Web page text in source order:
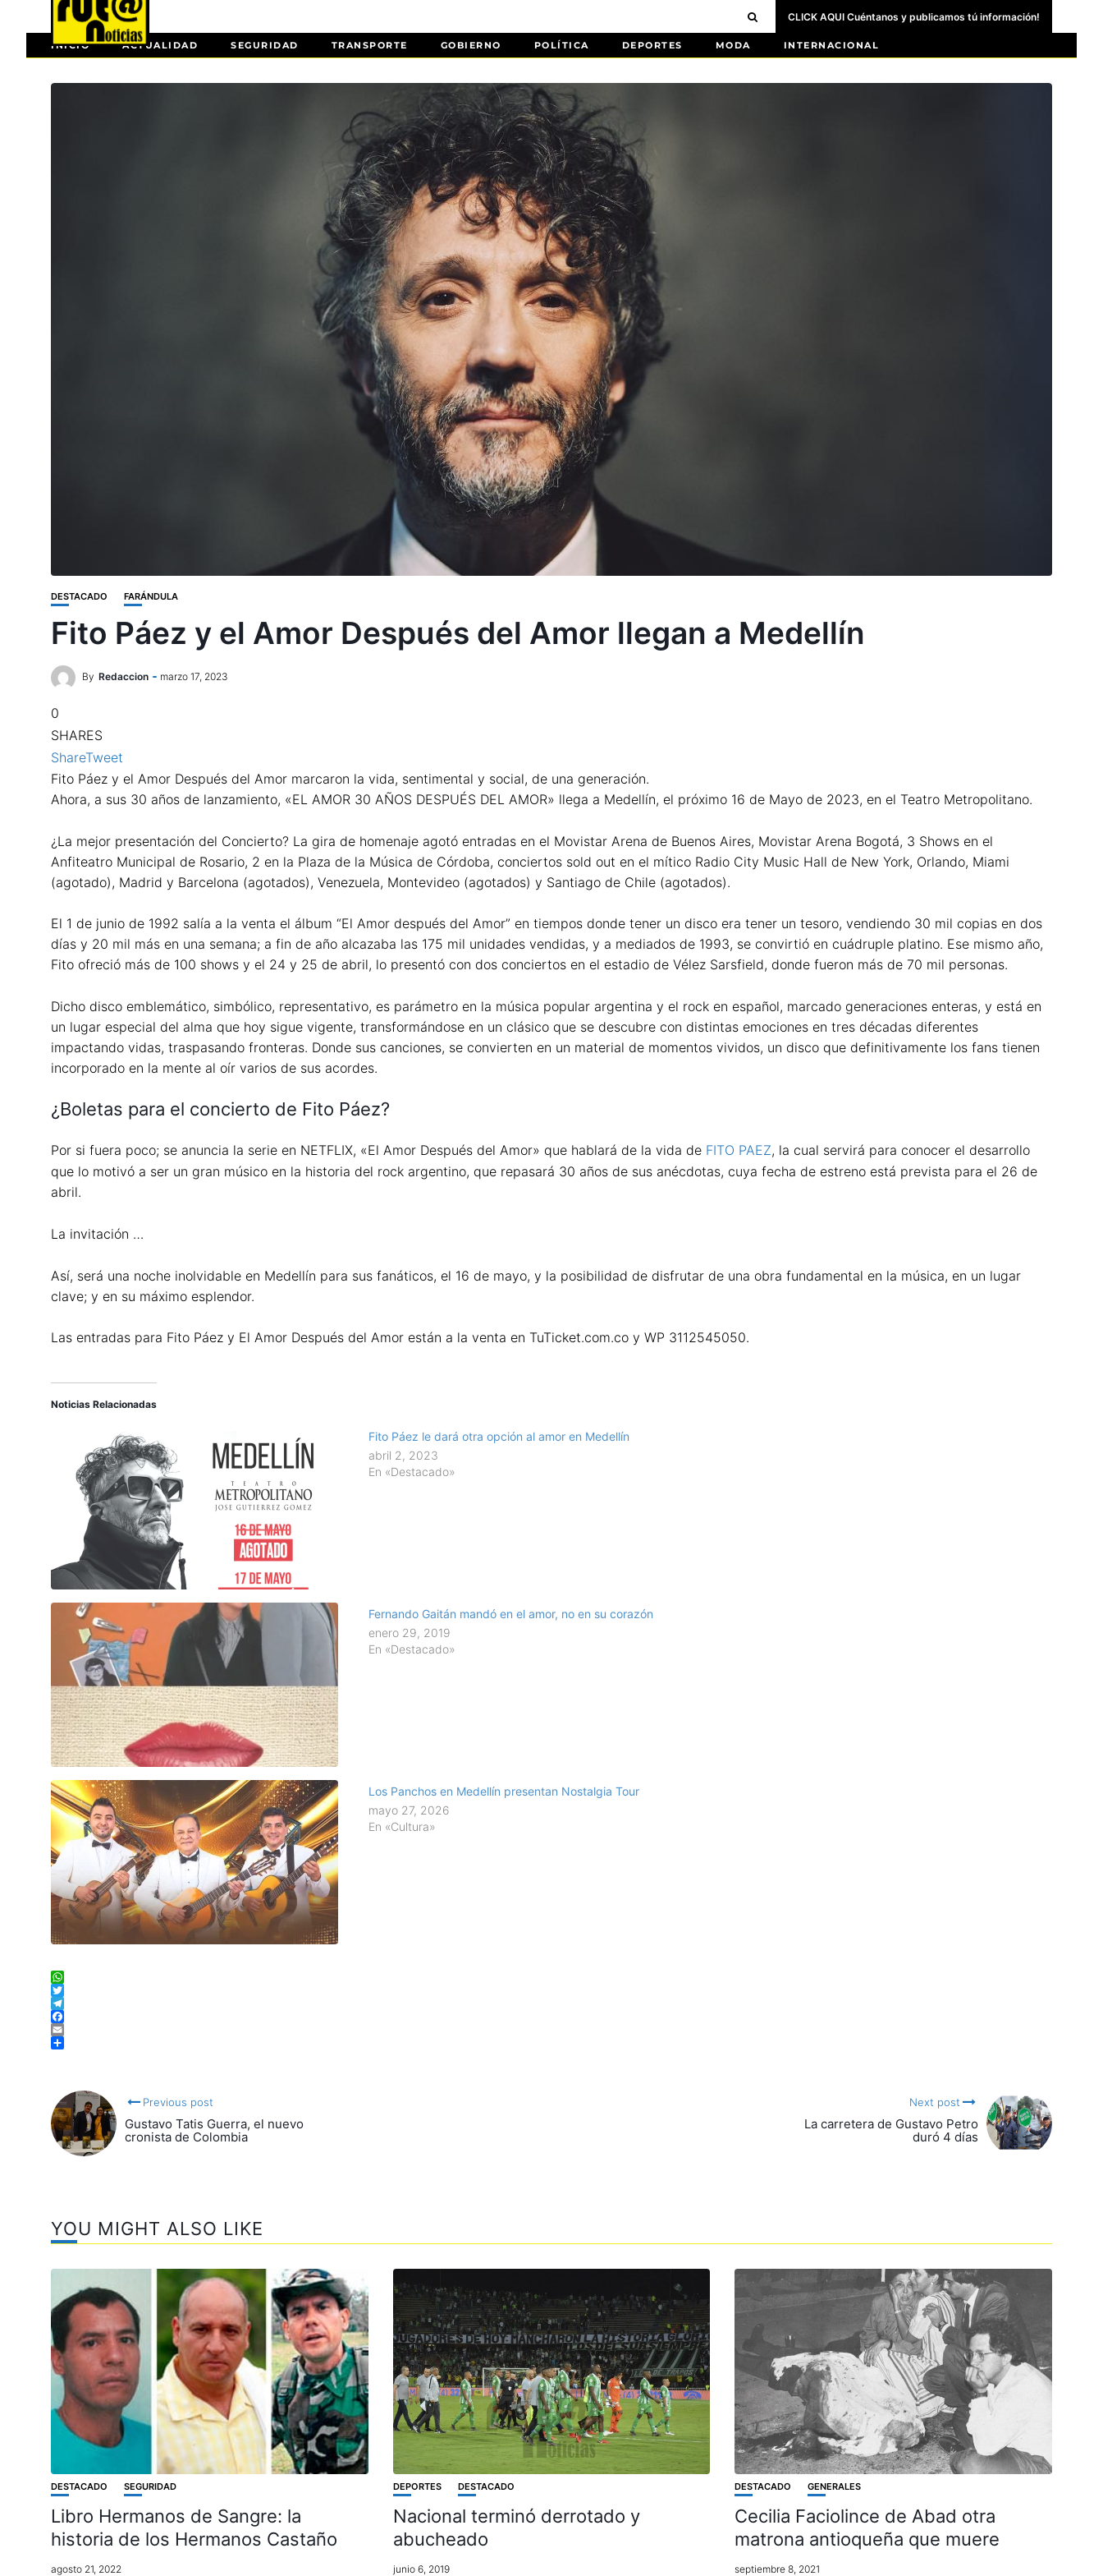
CLICK AQUI Cuéntanos y publicamos tú información!
INICIO ACTUALIDAD SEGURIDAD TRANSPORTE GOBIERNO POLÍTICA DEPORTES MODA INTERNACIONAL
DESTACADO FARÁNDULA
Fito Páez y el Amor Después del Amor llegan a Medellín
By Redaccion marzo 17, 2023
0
SHARES
ShareTweet
Fito Páez y el Amor Después del Amor marcaron la vida, sentimental y social, de una generación.
Ahora, a sus 30 años de lanzamiento, «EL AMOR 30 AÑOS DESPUÉS DEL AMOR» llega a Medellín, el próximo 16 de Mayo de 2023, en el Teatro Metropolitano.
¿La mejor presentación del Concierto? La gira de homenaje agotó entradas en el Movistar Arena de Buenos Aires, Movistar Arena Bogotá, 3 Shows en el
Anfiteatro Municipal de Rosario, 2 en la Plaza de la Música de Córdoba, conciertos sold out en el mítico Radio City Music Hall de New York, Orlando, Miami
(agotado), Madrid y Barcelona (agotados), Venezuela, Montevideo (agotados) y Santiago de Chile (agotados).
El 1 de junio de 1992 salía a la venta el álbum “El Amor después del Amor” en tiempos donde tener un disco era tener un tesoro, vendiendo 30 mil copias en dos
días y 20 mil más en una semana; a fin de año alcazaba las 175 mil unidades vendidas, y a mediados de 1993, se convirtió en cuádruple platino. Ese mismo año,
Fito ofreció más de 100 shows y el 24 y 25 de abril, lo presentó con dos conciertos en el estadio de Vélez Sarsfield, donde fueron más de 70 mil personas.
Dicho disco emblemático, simbólico, representativo, es parámetro en la música popular argentina y el rock en español, marcado generaciones enteras, y está en
un lugar especial del alma que hoy sigue vigente, transformándose en un clásico que se descubre con distintas emociones en tres décadas diferentes
impactando vidas, traspasando fronteras. Donde sus canciones, se convierten en un material de momentos vividos, un disco que definitivamente los fans tienen
incorporado en la mente al oír varios de sus acordes.
¿Boletas para el concierto de Fito Páez?
Por si fuera poco; se anuncia la serie en NETFLIX, «El Amor Después del Amor» que hablará de la vida de FITO PAEZ, la cual servirá para conocer el desarrollo
que lo motivó a ser un gran músico en la historia del rock argentino, que repasará 30 años de sus anécdotas, cuya fecha de estreno está prevista para el 26 de
abril.
La invitación …
Así, será una noche inolvidable en Medellín para sus fanáticos, el 16 de mayo, y la posibilidad de disfrutar de una obra fundamental en la música, en un lugar
clave; y en su máximo esplendor.
Las entradas para Fito Páez y El Amor Después del Amor están a la venta en TuTicket.com.co y WP 3112545050.
Noticias Relacionadas
Fito Páez le dará otra opción al amor en Medellín
abril 2, 2023
En «Destacado»
Fernando Gaitán mandó en el amor, no en su corazón
enero 29, 2019
En «Destacado»
Los Panchos en Medellín presentan Nostalgia Tour
mayo 27, 2026
En «Cultura»
WhatsApp
Twitter
Telegram
Facebook
Email
Previous post
Gustavo Tatis Guerra, el nuevo
cronista de Colombia
Next post
La carretera de Gustavo Petro
duró 4 días
YOU MIGHT ALSO LIKE
DESTACADO SEGURIDAD
Libro Hermanos de Sangre: la
historia de los Hermanos Castaño
agosto 21, 2022
DEPORTES DESTACADO
Nacional terminó derrotado y
abucheado
junio 6, 2019
DESTACADO GENERALES
Cecilia Faciolince de Abad otra
matrona antioqueña que muere
septiembre 8, 2021